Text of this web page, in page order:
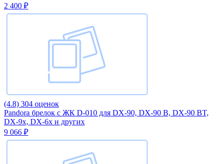
2 400 ₽
(4.8) 304 оценок
Pandora брелок с ЖК D-010 для DX-90, DX-90 B, DX-90 BT,
DX-9x, DX-6x и других
9 066 ₽